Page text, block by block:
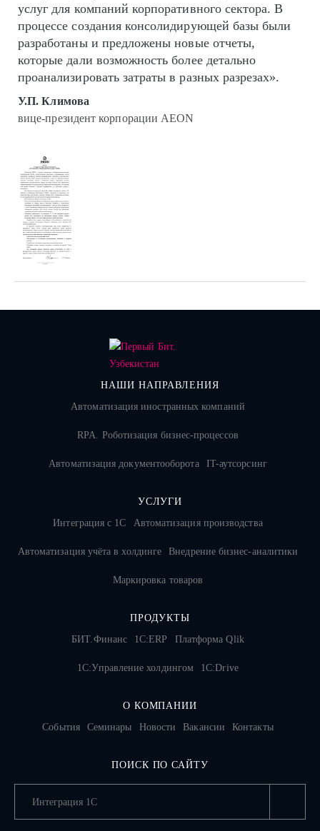
услуг для компаний корпоративного сектора. В
процессе создания консолидирующей базы были
разработаны и предложены новые отчеты,
которые дали возможность более детально
проанализировать затраты в разных разрезах».
У.П. Климова
вице-президент корпорации AEON
НАШИ НАПРАВЛЕНИЯ
Автоматизация иностранных компаний
RPA. Роботизация бизнес-процессов
Автоматизация документооборота IT-аутсорсинг
УСЛУГИ
Интеграция с 1С
Автоматизация производства
Автоматизация учёта в холдинге Внедрение бизнес-аналитики
Маркировка товаров
ПРОДУКТЫ
БИТ.Финанс
1С:ERP Платформа Qlik
1С:Управление холдингом 1C:Drive
О КОМПАНИИ
События
Семинары Новости Вакансии Контакты
ПОИСК ПО САЙТУ